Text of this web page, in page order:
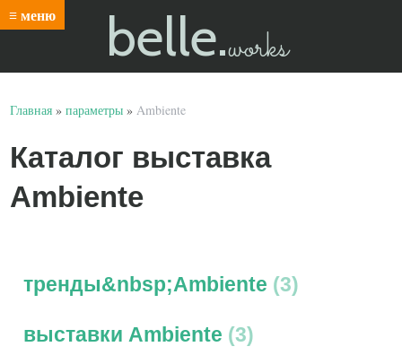
≡ меню belle.works
Главная » параметры » Ambiente
Каталог выставка
Ambiente
тренды&nbsp;Ambiente 3
выставки Ambiente 3